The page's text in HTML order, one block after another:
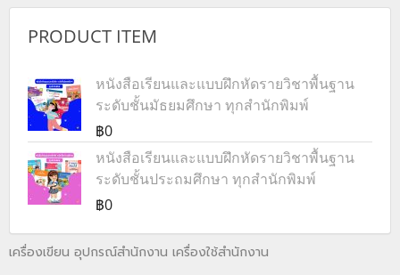
PRODUCT ITEM
หนังสือเรียนและแบบฝึกหัดรายวิชาพื้นฐาน
ระดับชั้นมัธยมศึกษา ทุกสำนักพิมพ์
฿0
หนังสือเรียนและแบบฝึกหัดรายวิชาพื้นฐาน
ระดับชั้นประถมศึกษา ทุกสำนักพิมพ์
฿0
เครื่องเขียน อุปกรณ์สำนักงาน เครื่องใช้สำนักงาน